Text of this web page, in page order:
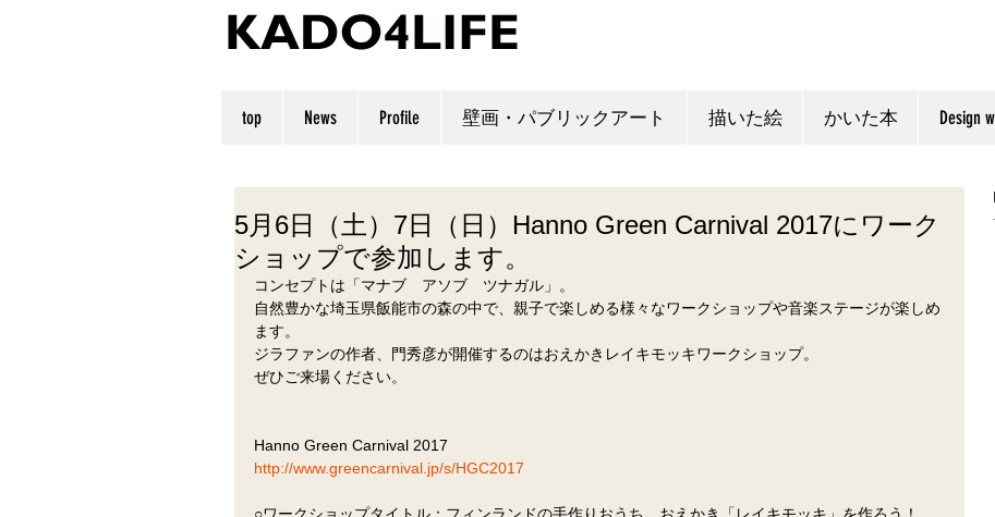
top News Profile 壁画・パブリックアート 描いた絵 かいた本 Design
5月6日（土）7日（日）Hanno Green Carnival 2017にワーク
ショップで参加します。
コンセプトは「マナブ　アソブ　ツナガル」。
自然豊かな埼玉県飯能市の森の中で、親子で楽しめる様々なワークショップや音楽ステージが楽しめ
ます。
ジラファンの作者、門秀彦が開催するのはおえかきレイキモッキワークショップ。
ぜひご来場ください。
Hanno Green Carnival 2017
http://www.greencarnival.jp/s/HGC2017